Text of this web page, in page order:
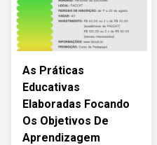
As Práticas
Educativas
Elaboradas Focando
Os Objetivos De
Aprendizagem